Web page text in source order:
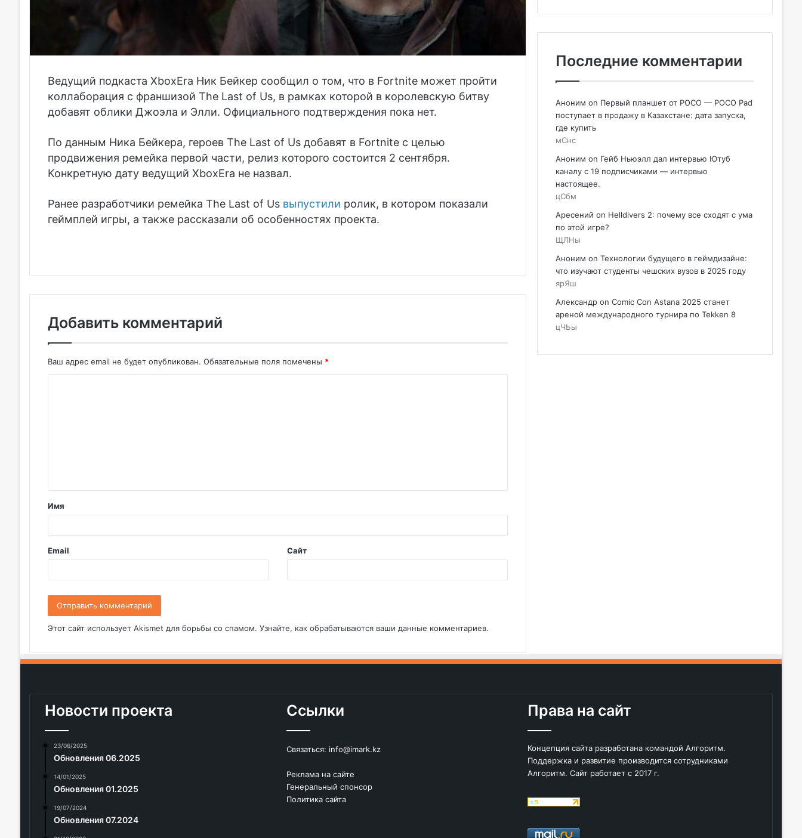
Ведущий подкаста XboxEra Ник Бейкер сообщил о том, что в Fortnite может пройти
коллаборация с франшизой The Last of Us, в рамках которой в королевскую битву
добавят облики Джоэла и Элли. Официального подтверждения пока нет.
По данным Ника Бейкера, героев The Last of Us добавят в Fortnite с целью
продвижения ремейка первой части, релиз которого состоится 2 сентября.
Конкретную дату ведущий XboxEra не назвал.
Ранее разработчики ремейка The Last of Us выпустили ролик, в котором показали
геймплей игры, а также рассказали об особенностях проекта.
Добавить комментарий
Ваш адрес email не будет опубликован. Обязательные поля помечены *
т
а
й
*
Имя
Email Сайт
Этот сайт использует Akismet для борьбы со спамом. Узнайте, как обрабатываются ваши данные комментариев.
Последние комментарии
Аноним on Первый планшет от POCO — POCO Pad
поступает в продажу в Казахстане: дата запуска,
где купить
мСнс
Аноним on Гейб Ньюэлл дал интервью Ютуб
каналу с 19 подписчиками — интервью
настоящее.
цСбм
Аресений on Helldivers 2: почему все сходят с ума
по этой игре?
ЩЛНы
Аноним on Технологии будущего в геймдизайне:
что изучают студенты чешских вузов в 2025 году
ярЯш
Александр on Comic Con Astana 2025 станет
ареной международного турнира по Tekken 8
цЧЬы
Новости проекта
23/06/2025
Обновления 06.2025
14/01/2025
Обновления 01.2025
19/07/2024
Обновления 07.2024
Ссылки
Связаться: info@imark.kz
Реклама на сайте
Генеральный спонсор
Политика сайта
Права на сайт
Концепция сайта разработана командой Алгоритм.
Поддержка и развитие производится сотрудниками
Алгоритм. Сайт работает с 2017 г.